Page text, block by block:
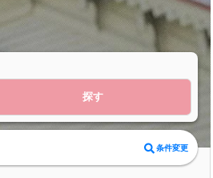
探す
条件変更